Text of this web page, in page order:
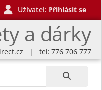
a dárky
Uživatel: Přihlásit se
| tel: 776 706 777